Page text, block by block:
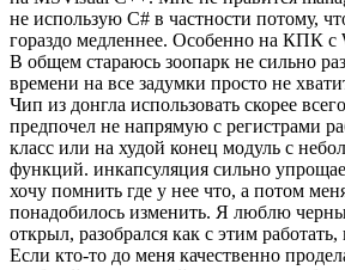
не использую C# в частности потому,
гораздо медленнее. Особенно на КПК с
В общем стараюсь зоопарк не сильно
времени на все задумки просто не
Чип из донгла использовать скорее
предпочел не напрямую с регистрами
класс или на худой конец модуль с
функций. инкапсуляция сильно
хочу помнить где у нее что, а потом
понадобилось изменить. Я люблю
открыл, разобрался как с этим
Если кто-то до меня качественно